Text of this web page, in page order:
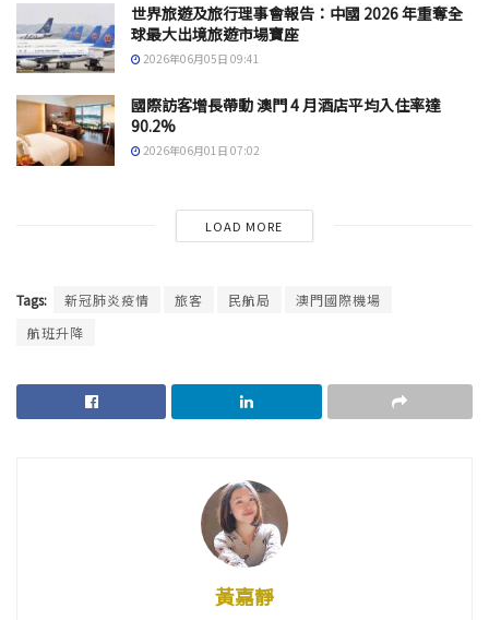
世界旅遊及旅行理事會報告：中國 2026 年重奪全
球最大出境旅遊市場寶座
2026年06月05日 09:41
國際訪客增長帶動 澳門 4 月酒店平均入住率達
90.2%
2026年06月01日 07:02
LOAD MORE
Tags: 新冠肺炎疫情 旅客 民航局
澳門國際機場
航班升降
黃嘉靜